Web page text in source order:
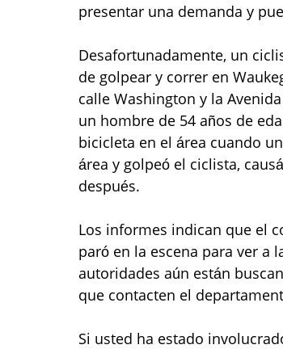
presentar una demanda y
Desafortunadamente, un
de golpear y correr en
calle Washington y la
un hombre de 54 años de
bicicleta en el área cuando
área y golpeó el ciclista,
después.
Los informes indican que el
paró en la escena para ver a
autoridades aún están
que contacten el
Si usted ha estado